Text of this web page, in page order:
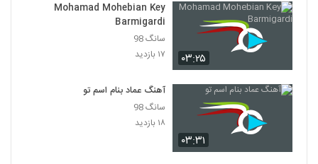
آهنگ مرد رویاهات از شهروز پدرامی نیا(پاپ)
4530
آرس آهنگ زندگی
۲۹۰ بازدید
دانلود آهنگ جدید و زیبای هاشم کریمی با نام
بیا بریم
۲۹۶ بازدید
۰۳:۲۵
Mohamad Mohebian Key
Barmigardi
سانگ 98
۱۷ بازدید
۰۳:۳۱
آهنگ عماد بنام اسم تو
سانگ 98
۱۸ بازدید